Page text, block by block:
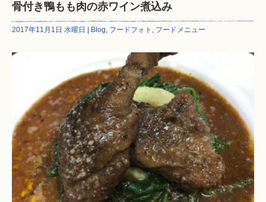
骨付き鴨もも肉の赤ワイン煮込み
2017年11月1日 水曜日 | Blog, フードフォト , フードメニュー